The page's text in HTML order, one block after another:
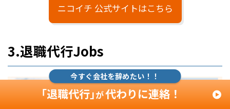
ニコイチ 公式サイトはこちら
3.退職代行Jobs
今すぐ会社を辞めたい！！
「退職代行」が代わりに連絡！